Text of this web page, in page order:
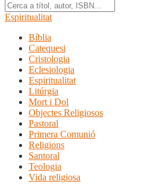
Espiritualitat
Bíblia
Catequesi
Cristologia
Eclesiologia
Espiritualitat
Litúrgia
Mort i Dol
Objectes Religiosos
Pastoral
Primera Comunió
Religions
Santoral
Teologia
Vida religiosa